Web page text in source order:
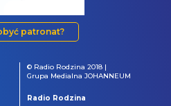
patronat?
© Radio Rodzina 2018 |
Grupa Medialna JOHANNEUM
Radio Rodzina